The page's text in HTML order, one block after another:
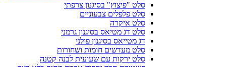
סלט "פיצוץ" בסיגנון צרפתי
סלט פלפלים צבעוניים
סלט איקרה
סלט דג מטיאס בסיגנון גרמני
דג מטייאס בסיגנון פולני
סלט מעדשים חומות ושחורות
סלט ירקות עם שעועית לבנה קטנה